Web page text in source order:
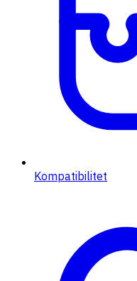
Kompatibilitet